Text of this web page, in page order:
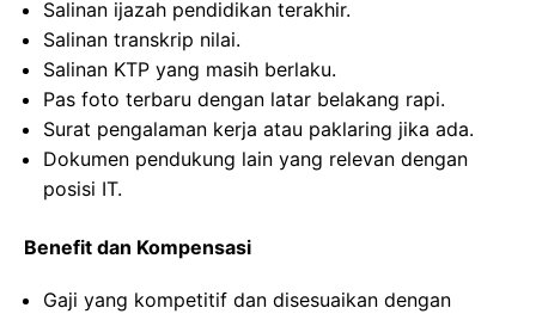
Salinan ijazah pendidikan terakhir.
Salinan transkrip nilai.
Salinan KTP yang masih berlaku.
Pas foto terbaru dengan latar belakang rapi.
Surat pengalaman kerja atau paklaring jika ada.
Dokumen pendukung lain yang relevan dengan
posisi IT.
Benefit dan Kompensasi
Gaji yang kompetitif dan disesuaikan dengan